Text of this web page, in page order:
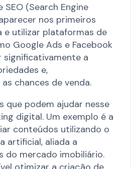
(Search Engine
nos primeiros
e utilizar plataformas de
Google Ads e Facebook
significativamente a
e,
chances de venda.
que podem ajudar nesse
digital. Um exemplo é a
conteúdos utilizando o
artificial, aliada a
do mercado imobiliário.